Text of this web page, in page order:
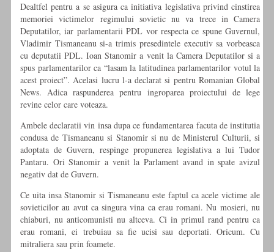
Dealtfel pentru a se asigura ca initiativa legislativa privind cinstirea
memoriei victimelor regimului sovietic nu va trece in Camera
Deputatilor, iar parlamentarii PDL vor respecta ce spune Guvernul,
Vladimir Tismaneanu si-a trimis presedintele executiv sa vorbeasca
cu deputatii PDL. Ioan Stanomir a venit la Camera Deputatilor si a
spus parlamentarilor ca “lasam la latitudinea parlamentarilor votul la
acest proiect”. Acelasi lucru l-a declarat si pentru Romanian Global
News. Adica raspunderea pentru ingroparea proiectului de lege
revine celor care voteaza.
Ambele declaratii vin insa dupa ce fundamentarea facuta de institutia
condusa de Tismaneanu si Stanomir si nu de Ministerul Culturii, si
adoptata de Guvern, respinge propunerea legislativa a lui Tudor
Pantaru. Ori Stanomir a venit la Parlament avand in spate avizul
negativ dat de Guvern.
Ce uita insa Stanomir si Tismaneanu este faptul ca acele victime ale
sovieticilor au avut ca singura vina ca erau romani. Nu mosieri, nu
chiaburi, nu anticomunisti nu altceva. Ci in primul rand pentru ca
erau romani, ei trebuiau sa fie ucisi sau deportati. Oricum. Cu
mitraliera sau prin foamete.